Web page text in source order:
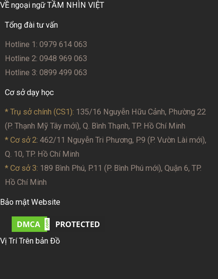
VỀ ngoại ngữ TẦM NHÌN VIỆT
Tổng đài tư vấn
Hotline 1: 0979 614 063
Hotline 2: 0948 969 063
Hotline 3: 0899 499 063
Cơ sở dạy học
* Trụ sở chính (CS1): 135/16 Nguyễn Hữu Cảnh, Phường 22
(P. Thạnh Mỹ Tây mới), Q. Bình Thạnh, TP. Hồ Chí Minh
* Cơ sở 2: 462/11 Nguyễn Tri Phương, P.9 (P. Vườn Lài mới),
Q. 10, TP. Hồ Chí Minh
* Cơ sở 3: 189 Bình Phú, P.11 (P. Bình Phú mới), Quận 6, TP.
Hồ Chí Minh
Bảo mật Website
Vị Trí Trên bản Đồ